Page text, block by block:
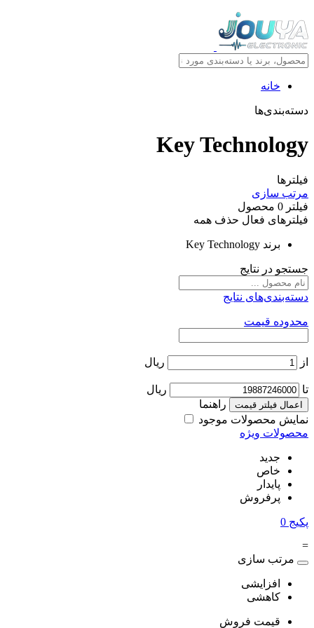
خانه
دسته‌بندی‌ها
Key Technology
فیلترها
مرتب سازی
فیلتر 0 محصول
فیلترهای فعال حذف همه
برند Key Technology
جستجو در نتایج
دسته‌بندی‌های نتایج
محدوده قیمت
از ریال
تا ریال
اعمال فیلتر قیمت
راهنما
نمایش محصولات موجود
محصولات ویژه
جدید
خاص
پایدار
پرفروش
پکیج 0
=
مرتب سازی
افزایشی
کاهشی
قیمت فروش